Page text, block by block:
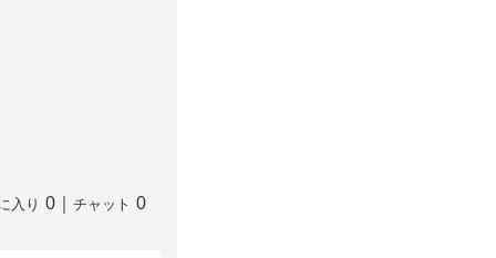
入り 0 チャット 0